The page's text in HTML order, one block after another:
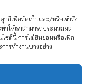
กกี้เพื่อจัดเก็บและ/หรือเข้าถึง
ำให้เราสามารถประมวลผล
ซต์นี้ การไม่ยินยอมหรือเพิก
รทำงานบางอย่าง
ส์” กวาดรางวัล
Reserved.